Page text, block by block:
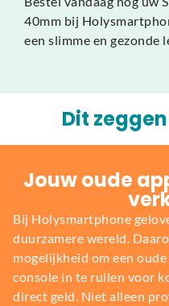
40mm bij
een slimme en gezonde
Dit
Jouw oude
Bij Holysmartphone
duurzamere wereld.
mogelijkheid om een
console in te ruilen voor
direct geld. Niet alleen